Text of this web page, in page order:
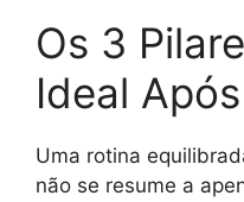
Os 3
Ideal
Uma rotina
não se resume a